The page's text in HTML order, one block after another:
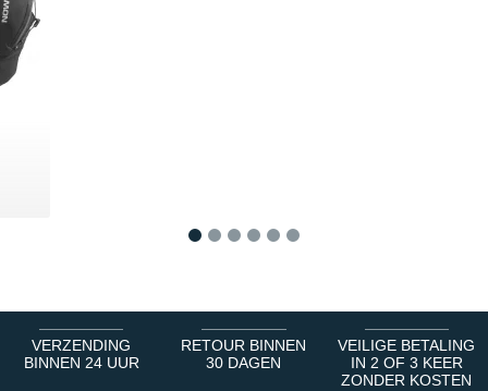
VERZENDING
BINNEN 24 UUR
RETOUR BINNEN
30 DAGEN
VEILIGE BETALING
IN 2 OF 3 KEER
ZONDER KOSTEN